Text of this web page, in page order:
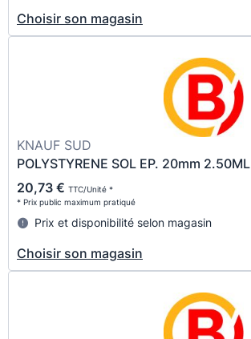
Choisir son magasin
KNAUF SUD
POLYSTYRENE SOL EP. 20mm 2.50ML
20,73 € TTC/Unité *
* Prix public maximum pratiqué
Prix et disponibilité selon magasin
Choisir son magasin